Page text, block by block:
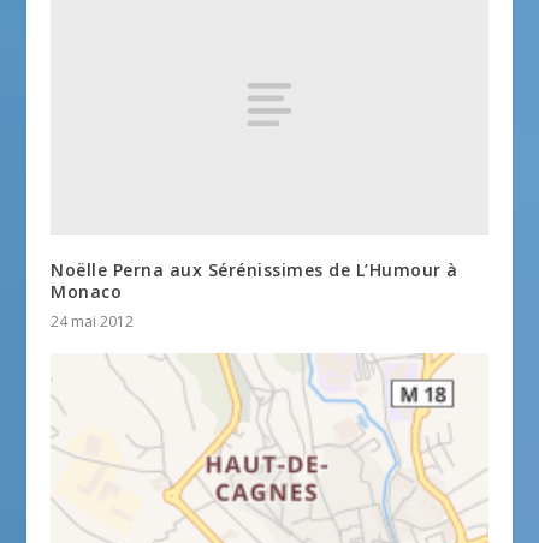
Noëlle Perna aux Sérénissimes de L’Humour à
Monaco
24 mai 2012